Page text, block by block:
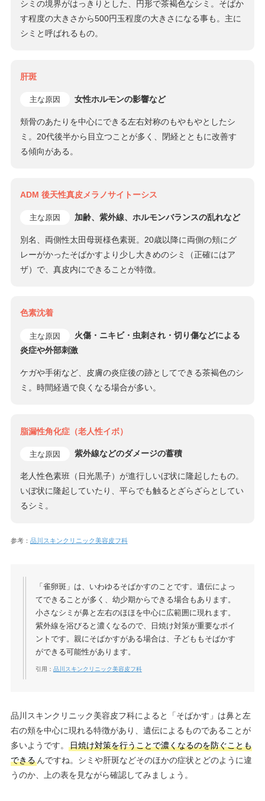
シミの境界がはっきりとした、円形で茶褐色なシミ。そばか
す程度の大きさから500円玉程度の大きさになる事も。主に
シミと呼ばれるもの。
肝斑
主な原因 女性ホルモンの影響など
頬骨のあたりを中心にできる左右対称のもやもやとしたシ
ミ。20代後半から目立つことが多く、閉経とともに改善す
る傾向がある。
ADM 後天性真皮メラノサイトーシス
主な原因 加齢、紫外線、ホルモンバランスの乱れなど
別名、両側性太田母斑様色素斑。20歳以降に両側の頬にグ
レーがかったそばかすより少し大きめのシミ（正確にはア
ザ）で、真皮内にできることが特徴。
色素沈着
主な原因
火傷・ニキビ・虫刺され・切り傷などによる
炎症や外部刺激
ケガや手術など、皮膚の炎症後の跡としてできる茶褐色のシ
ミ。時間経過で良くなる場合が多い。
脂漏性角化症（老人性イボ）
主な原因 紫外線などのダメージの蓄積
老人性色素班（日光黒子）が進行しいぼ状に隆起したもの。
いぼ状に隆起していたり、平らでも触るとざらざらとしてい
るシミ。
参考： 品川スキンクリニック美容皮フ科
「雀卵斑」は、いわゆるそばかすのことです。遺伝によっ
てできることが多く、幼少期からできる場合もあります。
小さなシミが鼻と左右のほほを中心に広範囲に現れます。
紫外線を浴びると濃くなるので、日焼け対策が重要なポイ
ントです。親にそばかすがある場合は、子どももそばかす
ができる可能性があります。
引用： 品川スキンクリニック美容皮フ科
品川スキンクリニック美容皮フ科によると「そばかす」は鼻と左
右の頬を中心に現れる特徴があり、遺伝によるものであることが
多いようです。
日焼け対策を行うことで濃くなるのを防ぐことも
できるんですね。シミや肝斑などそのほかの症状とどのように違
うのか、上の表を見ながら確認してみましょう。